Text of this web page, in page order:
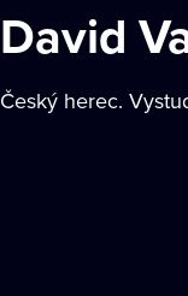
David
Český herec.